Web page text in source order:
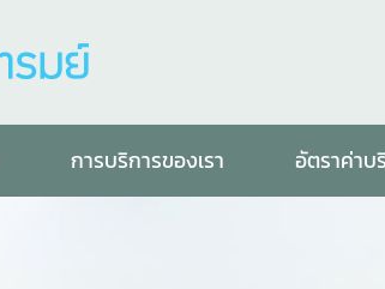
การบริการของเรา อัตราค่าบ